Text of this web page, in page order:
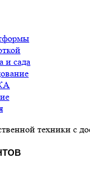
и сада
техники с